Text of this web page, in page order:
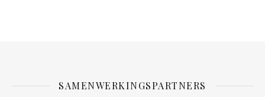
SAMENWERKINGSPARTNERS